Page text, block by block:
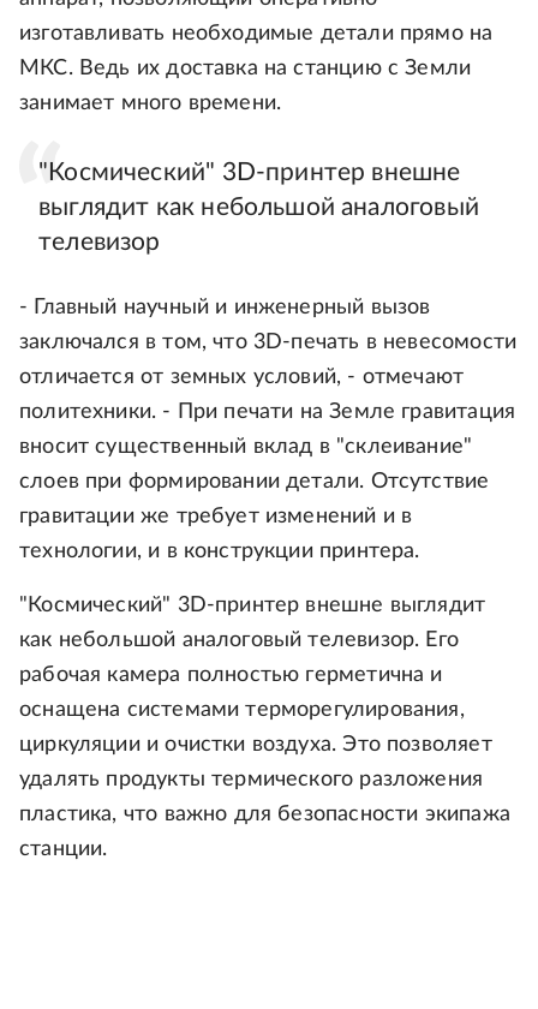
изготавливать необходимые детали прямо на
МКС. Ведь их доставка на станцию с Земли
занимает много времени.
"Космический" 3D-принтер внешне
выглядит как небольшой аналоговый
телевизор
- Главный научный и инженерный вызов
заключался в том, что 3D-печать в невесомости
отличается от земных условий, - отмечают
политехники. - При печати на Земле гравитация
вносит существенный вклад в "склеивание"
слоев при формировании детали. Отсутствие
гравитации же требует изменений и в
технологии, и в конструкции принтера.
"Космический" 3D-принтер внешне выглядит
как небольшой аналоговый телевизор. Его
рабочая камера полностью герметична и
оснащена системами терморегулирования,
циркуляции и очистки воздуха. Это позволяет
удалять продукты термического разложения
пластика, что важно для безопасности экипажа
станции.